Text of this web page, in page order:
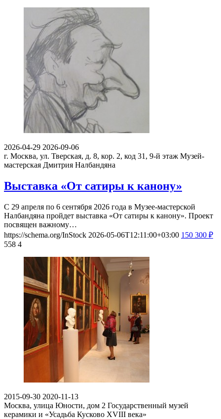
2026-04-29 2026-09-06
г. Москва, ул. Тверская, д. 8, кор. 2, код 31, 9-й этаж Музей-
мастерская Дмитрия Налбандяна
Выставка «От сатиры к канону»
С 29 апреля по 6 сентября 2026 года в Музее-мастерской
Налбандяна пройдет выставка «От сатиры к канону». Проект
посвящен важному…
https://schema.org/InStock 2026-05-06T12:11:00+03:00 150 300 ₽
558 4
2015-09-30 2020-11-13
Москва, улица Юности, дом 2 Государственный музей
керамики и «Усадьба Кусково XVIII века»